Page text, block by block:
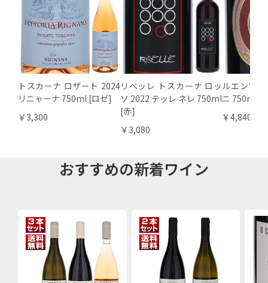
トスカーナ ロザート 2024
リニャーナ 750ml [ロゼ]
￥3,300
リベッレ トスカーナ ロッ
ソ 2022 テッレ ネレ 750ml
[赤]
￥3,080
ルエンツ
ニ 750ml [
￥4,840
おすすめの新着ワイン